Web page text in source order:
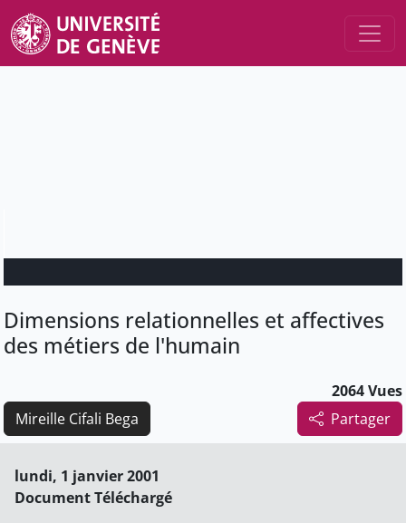
Dimensions relationnelles et affectives
des métiers de l'humain
2064 Vues
Partager
Mireille Cifali Bega
lundi, 1 janvier 2001
Document Téléchargé